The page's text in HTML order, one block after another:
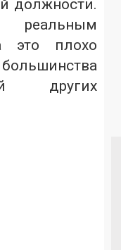
должности.
это плохо
других